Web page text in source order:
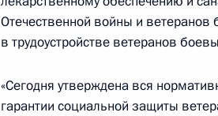
12 мая, вторник
12 мая 2026 года, 18:10
Отечественной войны и ветеранов
в трудоустройстве ветеранов
«Сегодня утверждена вся
гарантии социальной защиты